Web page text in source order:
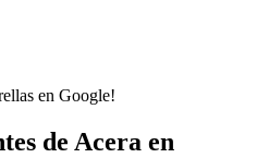
en Google!
de Acera en